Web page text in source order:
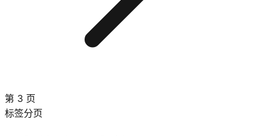
第 3 页
标签分页